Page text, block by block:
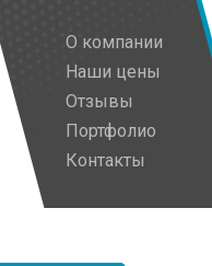
О компании
Наши цены
Отзывы
Портфолио
Контакты